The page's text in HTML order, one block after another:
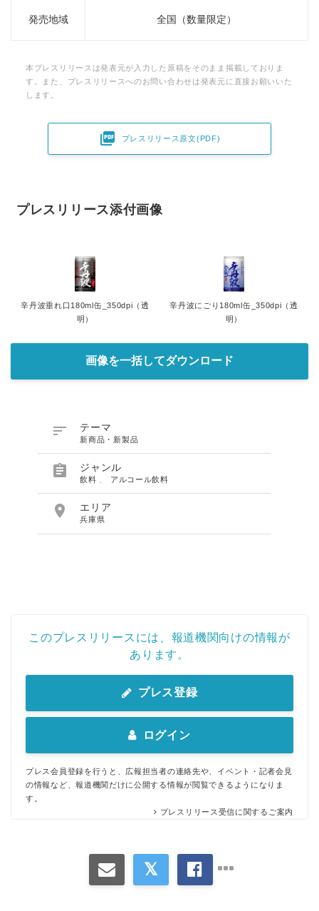
発売地域 全国（数量限定）
本プレスリリースは発表元が入力した原稿をそのまま掲載しておりま
す。また、プレスリリースへのお問い合わせは発表元に直接お願いいた
します。
 プレスリリース原文(PDF)
プレスリリース添付画像
辛丹波垂れ口180ml缶_350dpi（透
明）
辛丹波にごり180ml缶_350dpi（透
明）
画像を一括してダウンロード
 テーマ
新商品・新製品
 ジャンル
飲料 アルコール飲料
 エリア
兵庫県
このプレスリリースには、報道機関向けの情報が
あります。
プレス登録
ログイン
プレス会員登録を行うと、広報担当者の連絡先や、イベント・記者会見
の情報など、報道機関だけに公開する情報が閲覧できるようになりま
す。
プレスリリース受信に関するご案内